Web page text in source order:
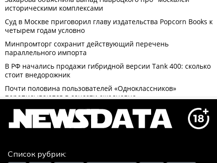
Список рубрик: